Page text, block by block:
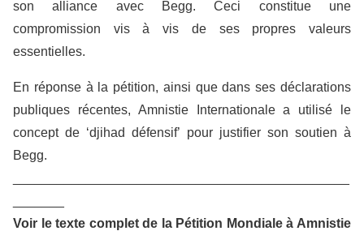
son alliance avec Begg. Ceci constitue une
compromission vis à vis de ses propres valeurs
essentielles.
En réponse à la pétition, ainsi que dans ses déclarations
publiques récentes, Amnistie Internationale a utilisé le
concept de ‘djihad défensif’ pour justifier son soutien à
Begg.
Voir le texte complet de la Pétition Mondiale à Amnistie